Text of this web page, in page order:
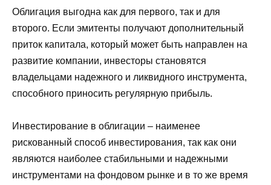
Облигация выгодна как для первого, так и для
второго. Если эмитенты получают дополнительный
приток капитала, который может быть направлен на
развитие компании, инвесторы становятся
владельцами надежного и ликвидного инструмента,
способного приносить регулярную прибыль.
Инвестирование в облигации – наименее
рискованный способ инвестирования, так как они
являются наиболее стабильными и надежными
инструментами на фондовом рынке и в то же время